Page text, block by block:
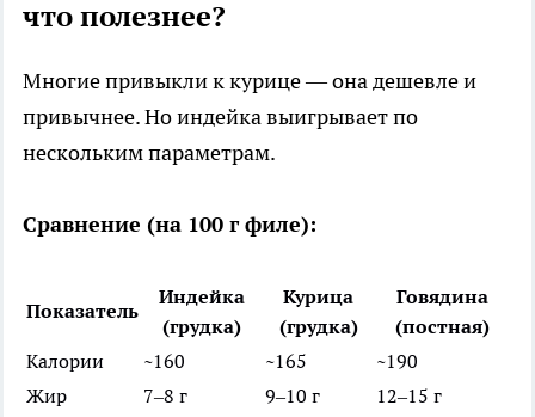
что полезнее?
Многие привыкли к курице — она дешевле и
привычнее. Но индейка выигрывает по
нескольким параметрам.
Сравнение (на 100 г филе):
Показатель
Индейка
(грудка)
Курица
(грудка)
Говядина
(постная)
Калории
~160 ~165
~190
Жир
7–8 г 9–10 г
12–15 г